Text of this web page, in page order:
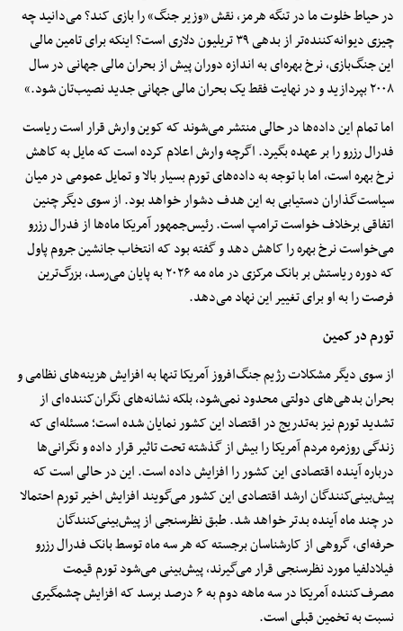
در حیاط خلوت ما در تنگه هرمز، نقش «وزیر جنگ» را بازی کند؟ می‌دانید چه
چیزی دیوانه‌کننده‌تر از بدهی ۳۹ تریلیون دلاری است؟ اینکه برای تامین مالی
این جنگ‌بازی، نرخ بهره‌ای به اندازه دوران پیش از بحران مالی جهانی در سال
۲۰۰۸ بپردازید و در نهایت فقط یک بحران مالی جهانی جدید نصیب‌تان شود.»
اما تمام این داده‌ها در حالی منتشر می‌شوند که کوین وارش قرار است ریاست
فدرال رزرو را بر عهده بگیرد. اگرچه وارش اعلام کرده است که مایل به کاهش
نرخ بهره است، اما با توجه به داده‌های تورم بسیار بالا و تمایل عمومی در میان
سیاست‌گذاران دستیابی به این هدف دشوار خواهد بود. از سوی دیگر چنین
اتفاقی برخلاف خواست ترامپ است. رئیس‌جمهور آمریکا ماه‌ها از فدرال رزرو
می‌خواست نرخ بهره را کاهش دهد و گفته بود که انتخاب جانشین جروم پاول
که دوره ریاستش بر بانک مرکزی در ماه مه ۲۰۲۶ به پایان می‌رسد، بزرگ‌ترین
فرصت را به او برای تغییر این نهاد می‌دهد.
تورم در کمین
از سوی دیگر مشکلات رژیم جنگ‌افروز آمریکا تنها به افزایش هزینه‌های نظامی و
بحران بدهی‌های دولتی محدود نمی‌شود، بلکه نشانه‌های نگران‌کننده‌ای از
تشدید تورم نیز به‌تدریج در اقتصاد این کشور نمایان شده است؛ مسئله‌ای که
زندگی روزمره مردم آمریکا را بیش از گذشته تحت تاثیر قرار داده و نگرانی‌ها
درباره آینده اقتصادی این کشور را افزایش داده است. این در حالی است که
پیش‌بینی‌کنندگان ارشد اقتصادی این کشور می‌گویند افزایش اخیر تورم احتمالا
در چند ماه آینده بدتر خواهد شد. طبق نظرسنجی از پیش‌بینی‌کنندگان
حرفه‌ای، گروهی از کارشناسان برجسته که هر سه ماه توسط بانک فدرال رزرو
فیلادلفیا مورد نظرسنجی قرار می‌گیرند، پیش‌بینی می‌شود تورم قیمت
مصرف‌کننده آمریکا در سه ماهه دوم به ۶ درصد برسد که افزایش چشمگیری
نسبت به تخمین قبلی است.